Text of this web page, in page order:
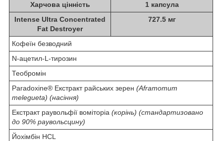
Харчова цінність
1 капсула
Intense Ultra Concentrated
Fat Destroyer
727.5 мг
Кофеїн безводний
N-ацетил-L-тирозин
Теобромін
Paradoxine® Екстракт райських зерен (Aframomum
melegueta) (насіння)
Екстракт раувольфії воміторіа (корінь) (стандартизовано
до 90% раувольсцину)
Йохімбін HCL